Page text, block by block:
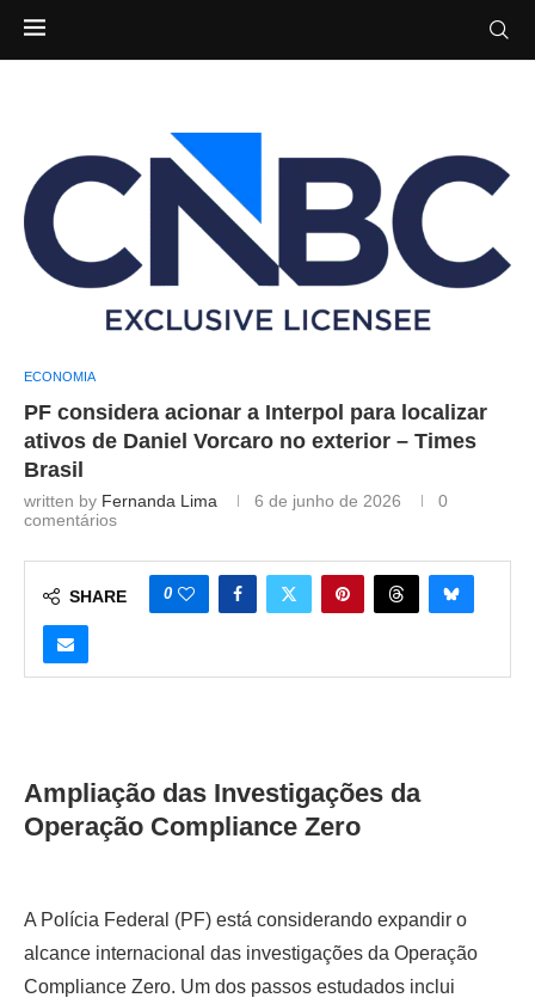
ECONOMIA
PF considera acionar a Interpol para localizar
ativos de Daniel Vorcaro no exterior – Times
Brasil
written by Fernanda Lima 6 de junho de 2026
0
comentários
SHARE 0
Ampliação das Investigações da
Operação Compliance Zero
A Polícia Federal (PF) está considerando expandir o
alcance internacional das investigações da Operação
Compliance Zero. Um dos passos estudados inclui